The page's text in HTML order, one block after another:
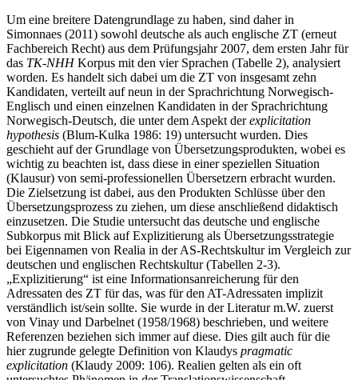
Um eine breitere Datengrundlage zu haben, sind daher in
Simonnaes (2011) sowohl deutsche als auch englische ZT (erneut
Fachbereich Recht) aus dem Prüfungsjahr 2007, dem ersten Jahr für
das TK-NHHKorpus mit den vier Sprachen (Tabelle 2), analysiert
worden. Es handelt sich dabei um die ZT von insgesamt zehn
Kandidaten, verteilt auf neun in der Sprachrichtung Norwegisch-
Englisch und einen einzelnen Kandidaten in der Sprachrichtung
Norwegisch-Deutsch, die unter dem Aspekt derexplicitation
hypothesis (Blum-Kulka 1986: 19) untersucht wurden. Dies
geschieht auf der Grundlage von Übersetzungsprodukten, wobei es
wichtig zu beachten ist, dass diese in einer speziellen Situation
(Klausur) von semi-professionellen Übersetzern erbracht wurden.
Die Zielsetzung ist dabei, aus den Produkten Schlüsse über den
Übersetzungsprozess zu ziehen, um diese anschließend didaktisch
einzusetzen. Die Studie untersucht das deutsche und englische
Subkorpus mit Blick auf Explizitierung als Übersetzungsstrategie
bei Eigennamen von Realia in der AS-Rechtskultur im Vergleich zur
deutschen und englischen Rechtskultur (Tabellen 2-3).
„Explizitierung“ ist eine Informationsanreicherung für den
Adressaten des ZT für das, was für den AT-Adressaten implizit
verständlich ist/sein sollte. Sie wurde in der Literatur m.W. zuerst
von Vinay und Darbelnet (1958/1968) beschrieben, und weitere
Referenzen beziehen sich immer auf diese. Dies gilt auch für die
hier zugrunde gelegte Definition von Klaudys pragmatic
explicitation (Klaudy 2009: 106). Realien gelten als ein oft